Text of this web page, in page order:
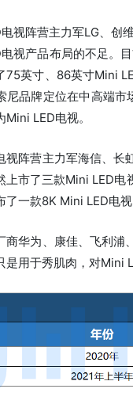
电视阵营主力军LG、创
电视产品布局的不足。
75英寸、86英寸Mini
尼品牌定位在中高端
Mini LED电视。
视阵营主力军海信、长
上市了三款Mini LED电
了一款8K Mini LED电
商华为、康佳、飞利浦
是用于秀肌肉，对Mini